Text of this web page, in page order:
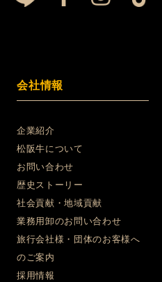
会社情報
企業紹介
松阪牛について
お問い合わせ
歴史ストーリー
社会貢献・地域貢献
業務用卸のお問い合わせ
旅行会社様・団体のお客様へ
のご案内
採用情報